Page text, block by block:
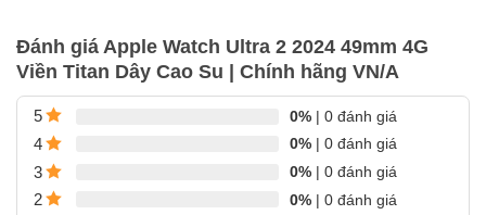
Đánh giá Apple Watch Ultra 2 2024 49mm 4G
Viền Titan Dây Cao Su | Chính hãng VN/A
5 0% | 0 đánh giá
4
0% | 0 đánh giá
3
0% | 0 đánh giá
2
0% | 0 đánh giá